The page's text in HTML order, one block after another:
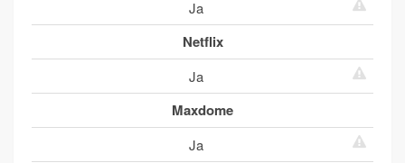
Ja
Netflix
Ja
Maxdome
Ja